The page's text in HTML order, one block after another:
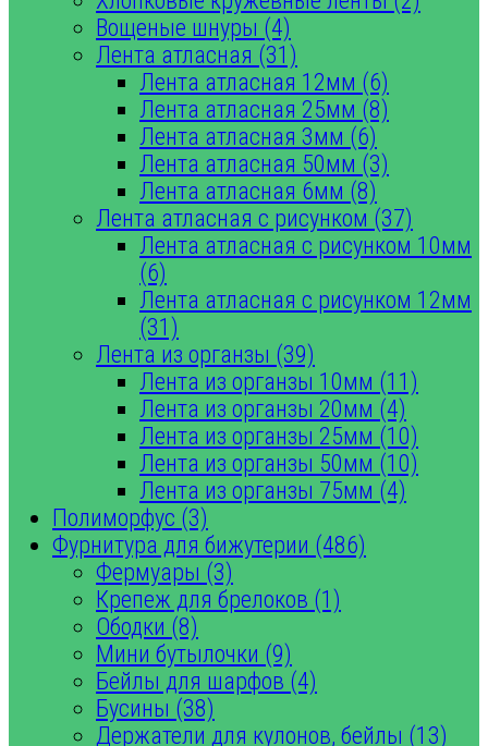
Вощеные шнуры (4)
Лента атласная (31)
Лента атласная 12мм (6)
Лента атласная 25мм (8)
Лента атласная 3мм (6)
Лента атласная 50мм (3)
Лента атласная 6мм (8)
Лента атласная с рисунком (37)
Лента атласная с рисунком 10мм
(6)
Лента атласная с рисунком 12мм
(31)
Лента из органзы (39)
Лента из органзы 10мм (11)
Лента из органзы 20мм (4)
Лента из органзы 25мм (10)
Лента из органзы 50мм (10)
Лента из органзы 75мм (4)
Полиморфус (3)
Фурнитура для бижутерии (486)
Фермуары (3)
Крепеж для брелоков (1)
Ободки (8)
Мини бутылочки (9)
Бейлы для шарфов (4)
Бусины (38)
Держатели для кулонов, бейлы (13)